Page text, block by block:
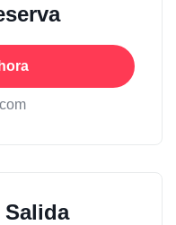
Salida